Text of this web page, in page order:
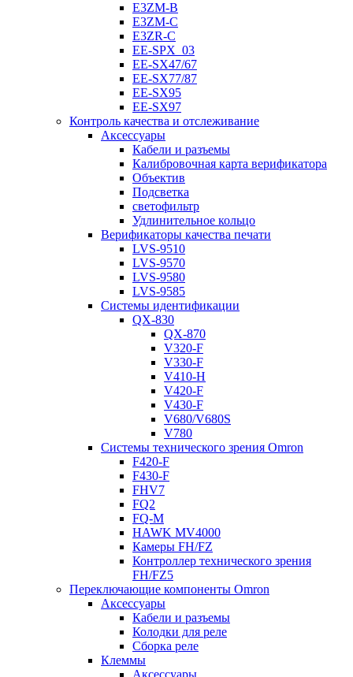
E3ZM-B
E3ZM-C
E3ZR-C
EE-SPX_03
EE-SX47/67
EE-SX77/87
EE-SX95
EE-SX97
Контроль качества и отслеживание
Аксессуары
Кабели и разъемы
Калибровочная карта верификатора
Объектив
Подсветка
светофильтр
Удлинительное кольцо
Верификаторы качества печати
LVS-9510
LVS-9570
LVS-9580
LVS-9585
Системы идентификации
QX-830
QX-870
V320-F
V330-F
V410-H
V420-F
V430-F
V680/V680S
V780
Системы технического зрения Omron
F420-F
F430-F
FHV7
FQ2
FQ-M
HAWK MV4000
Камеры FH/FZ
Контроллер технического зрения
FH/FZ5
Переключающие компоненты Omron
Аксессуары
Кабели и разъемы
Колодки для реле
Сборка реле
Клеммы
Аксессуары